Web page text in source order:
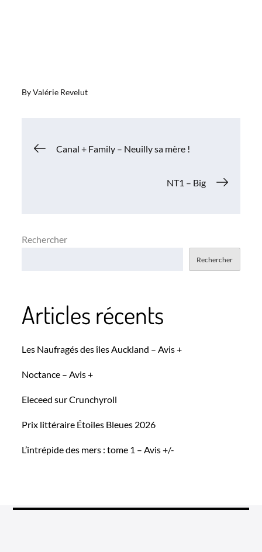
ByValérie Revelut
Navigation
Canal + Family – Neuilly sa mère !
NT1 – Big
Rechercher
Rechercher
Articles récents
Les Naufragés des îles Auckland – Avis +
Noctance – Avis +
Eleceed sur Crunchyroll
Prix littéraire Étoiles Bleues 2026
L’intrépide des mers : tome 1 – Avis +/-